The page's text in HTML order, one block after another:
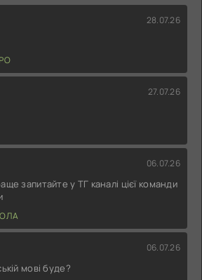
28.07.26
27.07.26
06.07.26
запитайте у ТГ каналі цієї команди
06.07.26
мові буде?